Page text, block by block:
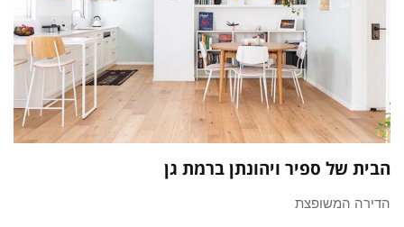
הבית של ספיר ויהונתן ברמת גן
הדירה המשופצת